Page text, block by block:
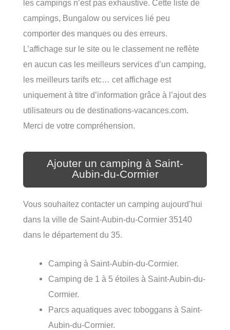
les campings n’est pas exhaustive. Cette liste de
campings, Bungalow ou services lié peu
comporter des manques ou des erreurs.
L’affichage sur le site ou le classement ne reflète
en aucun cas les meilleurs services d’un camping,
les meilleurs tarifs etc… cet affichage est
uniquement à titre d’information grâce à l’ajout des
utilisateurs ou de destinations-vacances.com.
Merci de votre compréhension.
Ajouter un camping à Saint-
Aubin-du-Cormier
Vous souhaitez contacter un camping aujourd’hui
dans la ville de Saint-Aubin-du-Cormier 35140
dans le département du 35.
Camping à Saint-Aubin-du-Cormier.
Camping de 1 à 5 étoiles à Saint-Aubin-du-
Cormier.
Parcs aquatiques avec toboggans à Saint-
Aubin-du-Cormier.